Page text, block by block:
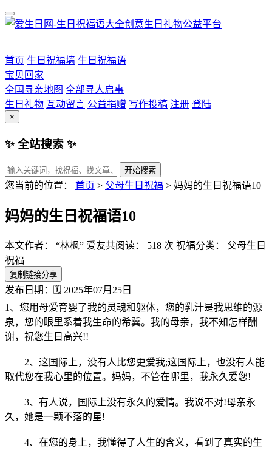
首页 生日祝福墙 生日祝福语
宝贝回家
全国寻亲地图 全部寻人启事
生日礼物 互动留言 公益捐赠 写作投稿 注册 登陆
×
✨ 全站搜索 ✨
开始搜索
您当前的位置： 首页 > 父母生日祝福 > 妈妈的生日祝福语10
妈妈的生日祝福语10
本文作者： “林枫” 爱友共阅读： 518 次 祝福分类： 父母生日
祝福
复制链接分享
发布日期：🗓️ 2025年07月25日
1、您用母爱育婴了我的灵魂和躯体，您的乳汁是我思维的源
泉，您的眼里系着我生命的希冀。我的母亲，我不知怎样酬
谢，祝您生日高兴!!
2、这国际上，没有人比您更爱我;这国际上，也没有人能
取代您在我心里的位置。妈妈，不管在哪里，我永久爱您!
3、有人说，国际上没有永久的爱情。我说不对!母亲永
久，她是一颗不落的星!
4、在您的身上，我懂得了人生的含义，看到了真实的生